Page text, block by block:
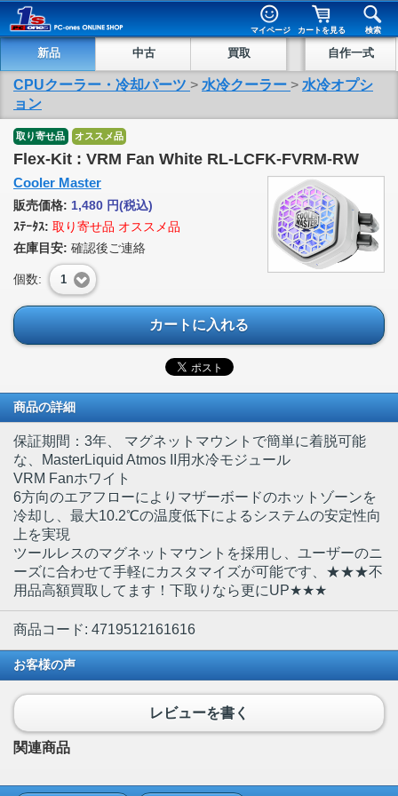
マイページ カートを見る 検索
新品 中古 買取 自作一式
CPUクーラー・冷却パーツ > 水冷クーラー > 水冷オプシ
ョン
取り寄せ品 オススメ品
Flex-Kit : VRM Fan White RL-LCFK-FVRM-RW
Cooler Master
販売価格: 1,480 円(税込)
ｽﾃｰﾀｽ: 取り寄せ品 オススメ品
在庫目安: 確認後ご連絡
個数: 1
カートに入れる
商品の詳細
保証期間：3年、 マグネットマウントで簡単に着脱可能
な、MasterLiquid Atmos II用水冷モジュール
VRM Fanホワイト
6方向のエアフローによりマザーボードのホットゾーンを
冷却し、最大10.2℃の温度低下によるシステムの安定性向
上を実現
ツールレスのマグネットマウントを採用し、ユーザーのニ
ーズに合わせて手軽にカスタマイズが可能です、★★★不
用品高額買取してます！下取りなら更にUP★★★
商品コード: 4719512161616
お客様の声
レビューを書く
関連商品